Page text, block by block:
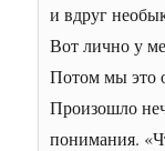
и вдруг
Вот лично у
Потом мы это
Произошло
понимания.